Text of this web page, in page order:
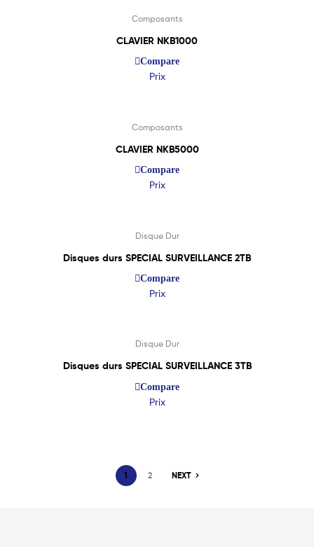
Composants
CLAVIER NKB1000
Compare
Prix
Composants
CLAVIER NKB5000
Compare
Prix
Disque Dur
Disques durs SPECIAL SURVEILLANCE 2TB
Compare
Prix
Disque Dur
Disques durs SPECIAL SURVEILLANCE 3TB
Compare
Prix
1 2 NEXT